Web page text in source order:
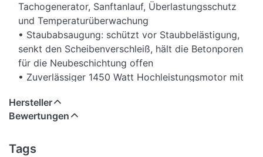
Tachogenerator, Sanftanlauf, Überlastungsschutz
und Temperaturüberwachung
• Staubabsaugung: schützt vor Staubbelästigung,
senkt den Scheibenverschleiß, hält die Betonporen
für die Neubeschichtung offen
• Zuverlässiger 1450 Watt Hochleistungsmotor mit
• Elastischer Gummiabsaugring mit
verschleißarmen Metallring: gleitet ruckfrei über
herausschleudernden Steinen
Hersteller
Bewertungen
Tags